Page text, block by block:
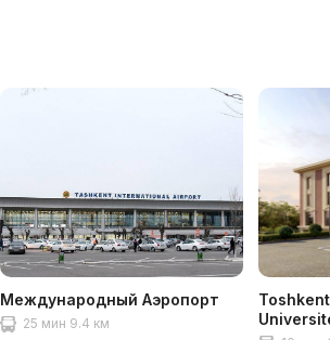
Международный Аэропорт
25 мин 9.4 км